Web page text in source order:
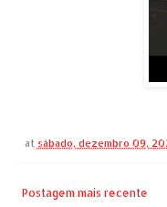
at sábado, dezembro 09,
Postagem mais recente